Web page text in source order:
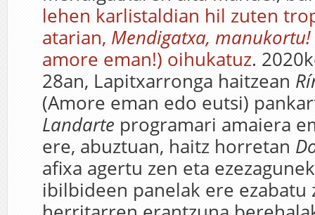
lehen karlistaldian hil zuten
atarian, Mendigatxa, manukortu!
amore eman!) oihukatuz.
28an, Lapitxarronga haitzean
(Amore eman edo eutsi)
Landarte programari amaiera
ere, abuztuan, haitz horretan
afixa agertu zen eta
ibilbideen panelak ere ezabatu